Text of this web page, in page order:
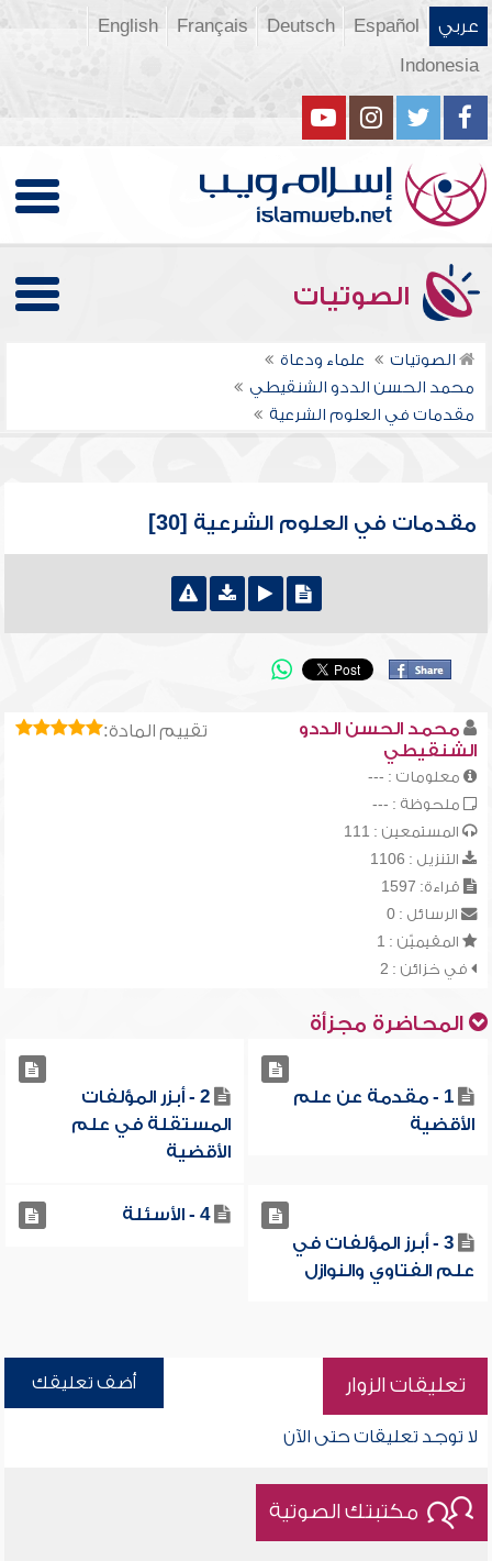
عربي Español
Deutsch
Français
English
Indonesia
الصوتيات
الصوتيات
علماء ودعاة
محمد الحسن الددو الشنقيطي
مقدمات في العلوم الشرعية
مقدمات في العلوم الشرعية [30]
تقييم المادة:
محمد الحسن الددو
الشنقيطي
معلومات : ---
ملحوظة : ---
المستمعين : 111
التنزيل : 1106
قراءة: 1597
الرسائل : 0
المقيميّن : 1
في خزائن : 2
المحاضرة مجزأة
1 - مقدمة عن علم
الأقضية
2 - أبزر المؤلفات
المستقلة في علم
الأقضية
3 - أبرز المؤلفات في
علم الفتاوي والنوازل
4 - الأسئلة
تعليقات الزوار أضف تعليقك
لا توجد تعليقات حتى الآن
مكتبتك الصوتية